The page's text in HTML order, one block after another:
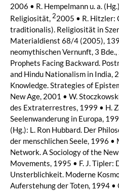
2006 • R. Hempelmann u. a.
Religiosität, 22005 • R. Hitzler:
traditionalis). Religiosität in
Materialdienst 68/4 (2005),
neomythischen Vernunft, 3
Prophets Facing Backward.
and Hindu Nationalism in India,
Knowledge. Strategies of
New Age, 2001 • W.
des Extraterrestres, 1999 • H.
Seelenwanderung in Europa,
(Hg.): L. Ron Hubbard. Der
der menschlichen Seele, 1996 •
Network. A Sociology of the
Movements, 1995 • F. J. Tipler:
Unsterblichkeit. Moderne
Auferstehung der Toten, 1994